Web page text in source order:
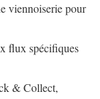
viennoiserie pour
flux spécifiques
& Collect,